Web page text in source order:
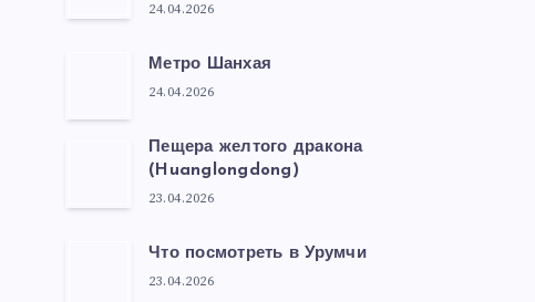
24.04.2026
Метро Шанхая
24.04.2026
Пещера желтого дракона
(Huanglongdong)
23.04.2026
Что посмотреть в Урумчи
23.04.2026